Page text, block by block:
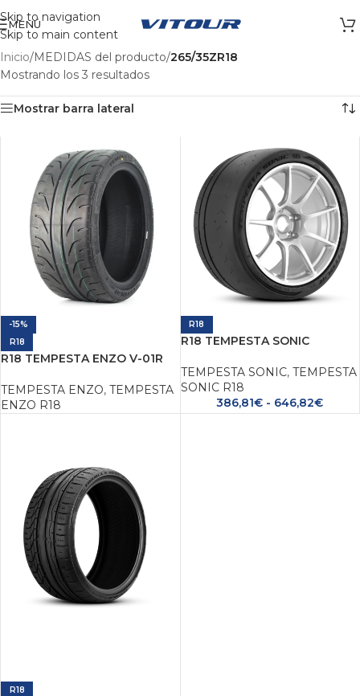
Skip to navigation
Skip to main content
MENÚ
Inicio/MEDIDAS del producto/265/35ZR18
Mostrando los 3 resultados
Mostrar barra lateral
-15%
R18
R18 TEMPESTA ENZO V-01R
TEMPESTA ENZO, TEMPESTA
ENZO R18
R18
R18 TEMPESTA SONIC
TEMPESTA SONIC, TEMPESTA
SONIC R18
386,81€ - 646,82€
R18